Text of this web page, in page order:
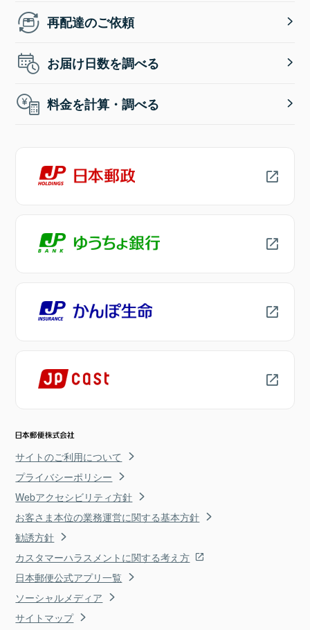
再配達のご依頼
お届け日数を調べる
料金を計算・調べる
サイトのご利用について
プライバシーポリシー
Webアクセシビリティ方針
お客さま本位の業務運営に関する基本方針
勧誘方針
カスタマーハラスメントに関する考え方
日本郵便公式アプリ一覧
ソーシャルメディア
サイトマップ